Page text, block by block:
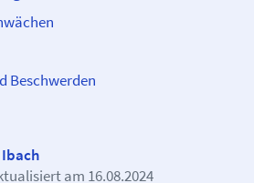
Beschwerden
am 16.08.2024